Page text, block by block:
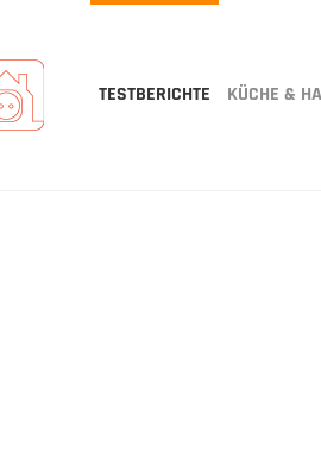
TESTBERICHTE KÜCHE &